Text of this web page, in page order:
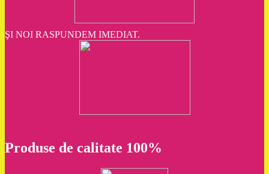
ŞI NOI RASPUNDEM IMEDIAT.
Produse de calitate 100%